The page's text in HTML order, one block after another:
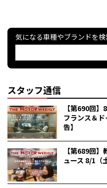
気になる車種やブランドを検
スタッフ通信
【第690回
フランス＆
告】
【第689回
ュース 8/1（